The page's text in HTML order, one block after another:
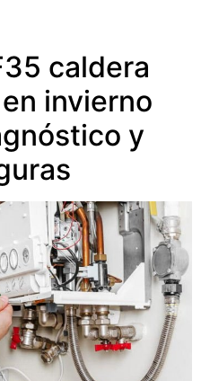
caldera
invierno
y